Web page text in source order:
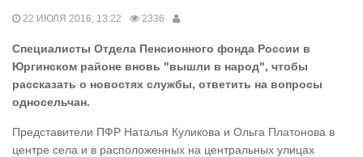
22 ИЮЛЯ 2016, 13:22 2336
Специалисты Отдела Пенсионного фонда России в
Юргинском районе вновь "вышли в народ", чтобы
рассказать о новостях службы, ответить на вопросы
односельчан.
Представители ПФР Наталья Куликова и Ольга Платонова в
центре села и в расположенных на центральных улицах